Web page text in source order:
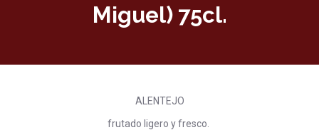
Miguel) 75cl.
ALENTEJO
frutado ligero y fresco.